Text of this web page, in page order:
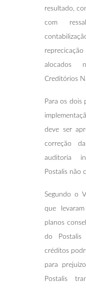
resultado,
com
alocados
Creditórios
Para os dois
deve ser
correção
auditoria
Postalis não
Segundo o
que
planos
do
créditos
para
Postalis